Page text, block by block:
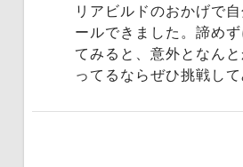
リアビルドのおかげで
ールできました。諦め
てみると、意外となん
ってるならぜひ挑戦して